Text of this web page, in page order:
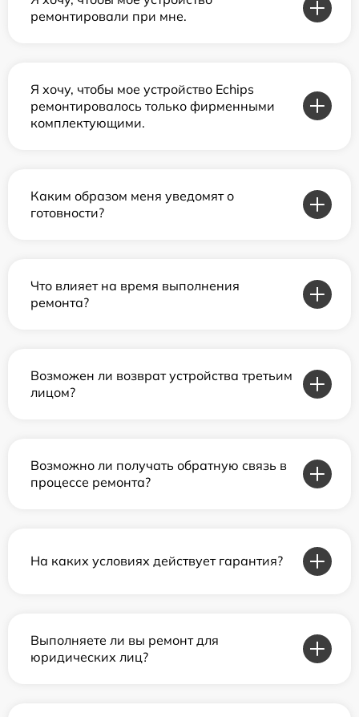
ремонтировали при мне.
Я хочу, чтобы мое устройство Echips
ремонтировалось только фирменными
комплектующими.
Каким образом меня уведомят о
готовности?
Что влияет на время выполнения
ремонта?
Возможен ли возврат устройства третьим
лицом?
Возможно ли получать обратную связь в
процессе ремонта?
На каких условиях действует гарантия?
Выполняете ли вы ремонт для
юридических лиц?